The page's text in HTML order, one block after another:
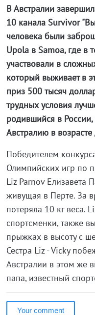
В Австралии
10 канала Survivor
человека были
Upola в Samoa, где в
участвовали в
который выживает в
приз 500 тысяч
трудных условия
родившийся в
Австралию в возрасте
Победителем
Олимпийских игр по
Liz Parnov Елизавета
живущая в Перте. За
потеряла 10 кг веса.
спортсменки, также
прыжках в высоту с
Сестра Liz - Vicky
Австралии в этом же
папа, известный
Your comment